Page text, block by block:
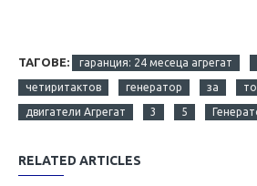
ТАГОВЕ: гаранция: 24 месеца агрегат
четиритактов генератор за
двигатели Агрегат 3 5
RELATED ARTICLES